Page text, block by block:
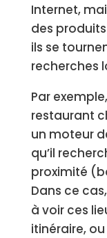
Internet,
des
ils se
recherches
Par
restaurant
un moteur
qu’il
proximité
Dans ce
à voir ces
itinéraire,